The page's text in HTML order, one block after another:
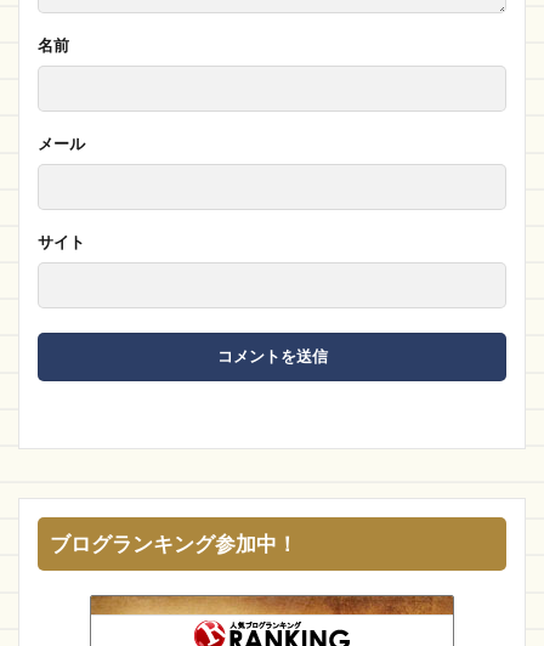
名前
メール
サイト
ブログランキング参加中！